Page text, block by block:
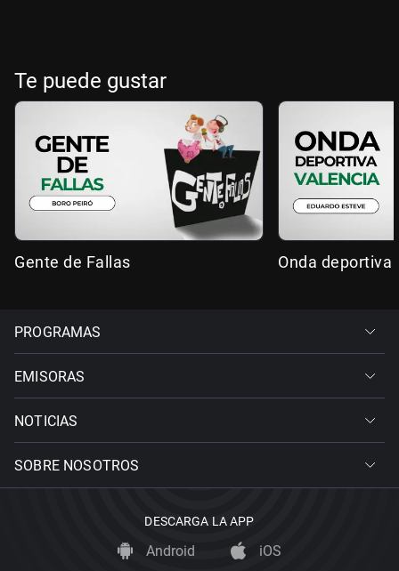
Te puede gustar
Gente de Fallas Onda deportiva
PROGRAMAS
EMISORAS
NOTICIAS
SOBRE NOSOTROS
DESCARGA LA APP
Android iOS